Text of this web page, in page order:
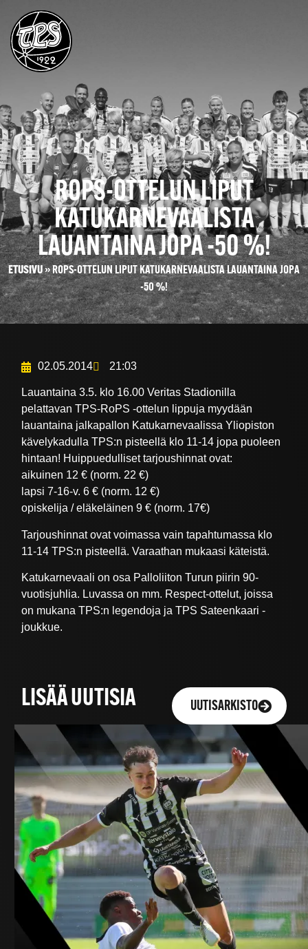
ROPS-OTTELUN LIPUT
KATUKARNEVAALISTA
LAUANTAINA JOPA -50 %!
ETUSIVU»ROPS-OTTELUN LIPUT KATUKARNEVAALISTA LAUANTAINA JOPA
-50 %!
02.05.2014 21:03
Lauantaina 3.5. klo 16.00 Veritas Stadionilla
pelattavan TPS-RoPS -ottelun lippuja myydään
lauantaina jalkapallon Katukarnevaalissa Yliopiston
kävelykadulla TPS:n pisteellä klo 11-14 jopa puoleen
hintaan! Huippuedulliset tarjoushinnat ovat:
aikuinen 12 € (norm. 22 €)
lapsi 7-16-v. 6 € (norm. 12 €)
opiskelija / eläkeläinen 9 € (norm. 17€)
Tarjoushinnat ovat voimassa vain tapahtumassa klo
11-14 TPS:n pisteellä. Varaathan mukaasi käteistä.
Katukarnevaali on osa Palloliiton Turun piirin 90-
vuotisjuhlia. Luvassa on mm. Respect-ottelut, joissa
on mukana TPS:n legendoja ja TPS Sateenkaari -
joukkue.
LISÄÄ UUTISIA UUTISARKISTO